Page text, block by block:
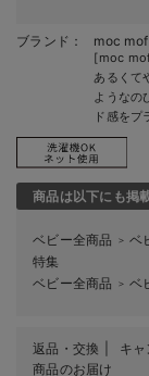
ブランド： moc mof
[moc mof
あるくて
ようなの
ド感をプ
商品は以下にも掲
ベビー全商品 ＞ ベ
特集
ベビー全商品
＞ ベ
返品・交換 キ
商品のお届け